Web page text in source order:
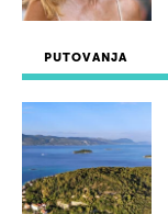
PUTOVANJA